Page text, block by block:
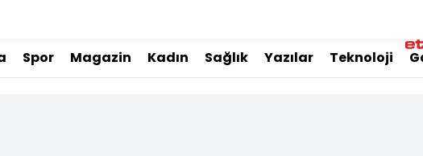
Spor Magazin Kadın Sağlık Yazılar Teknoloji